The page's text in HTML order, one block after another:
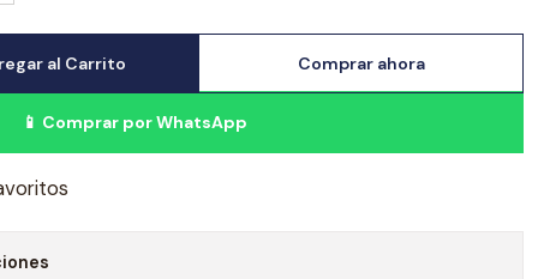
al Carrito Comprar ahora
📱 Comprar por WhatsApp